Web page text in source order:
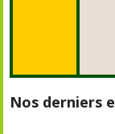
Nos derniers